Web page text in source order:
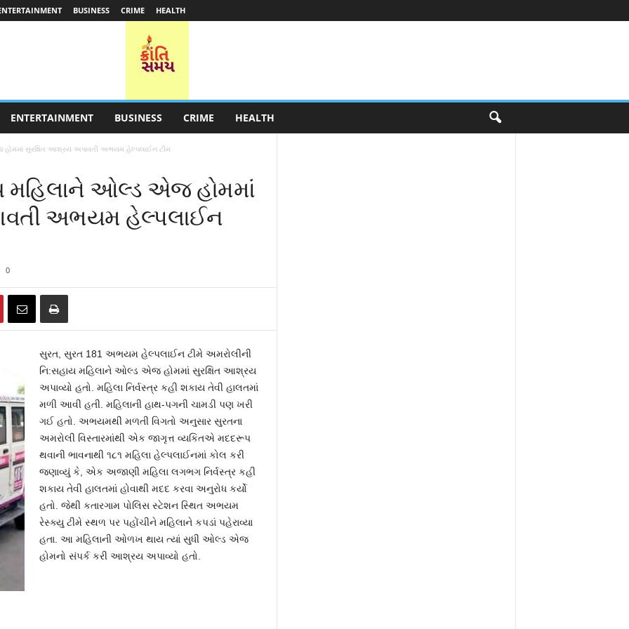
BUSINESS CRIME HEALTH
ENTERTAINMENT BUSINESS CRIME HEALTH
સુરક્ષિત આશ્રય અપાવતી અભયમ હેલ્પલાઈન ટીમ
મહિલાને ઓલ્ડ એજ હોમમાં
અભયમ હેલ્પલાઈન
0
સુરત, સુરત 181 અભયમ હેલ્પલાઈન ટીમે અમરોલીની
નિ:સહાય મહિલાને ઓલ્ડ એજ હોમમાં સુરક્ષિત આશ્રય
અપાવ્યો હતો. મહિલા નિર્વસ્ત્ર કહી શકાય તેવી હાલતમાં
મળી આવી હતી. મહિલાની હાથ-પગની ચામડી પણ ખરી
ગઈ હતો. અભયમથી મળતી વિગતો અનુસાર સુરતના
અમરોલી વિસ્તારમાંથી એક જાગૃત્ત વ્યકિતએ મદદરૂપ
થવાની ભાવનાથી ૧૮૧ મહિલા હેલ્પલાઈનમાં કોલ કરી
જણાવ્યું કે, એક અજાણી મહિલા લગભગ નિર્વસ્ત્ર કહી
શકાય તેવી હાલતમાં હોવાથી મદદ કરવા અનુરોધ કર્યો
હતો. જેથી કતારગામ પોલિસ સ્ટેશન સ્થિત અભયમ
રેસ્ક્યુ ટીમે સ્થળ પર પહોંચીને મહિલાને કપડાં પહેરાવ્યા
હતા. આ મહિલાની ઓળખ થાય ત્યાં સુધી ઓલ્ડ એજ
હોમનો સંપર્ક કરી આશ્રય અપાવ્યો હતો.